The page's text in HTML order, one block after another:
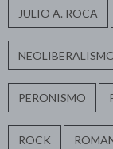
JULIO A. ROCA
PERONISMO
ROCK